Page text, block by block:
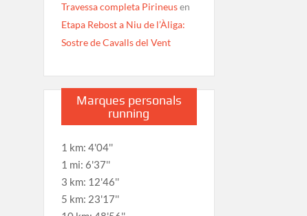
Travessa completa Pirineusen
Etapa Rebost a Niu de l’Àliga:
Sostre de Cavalls del Vent
Marques personals
running
1 km: 4'04''
1 mi: 6'37''
3 km: 12'46''
5 km: 23'17''